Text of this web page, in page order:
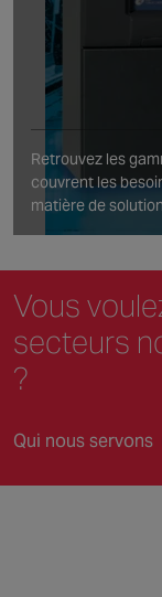
Retrouvez les
couvrent les
matière de
Vous
secteurs
?
Qui nous servons